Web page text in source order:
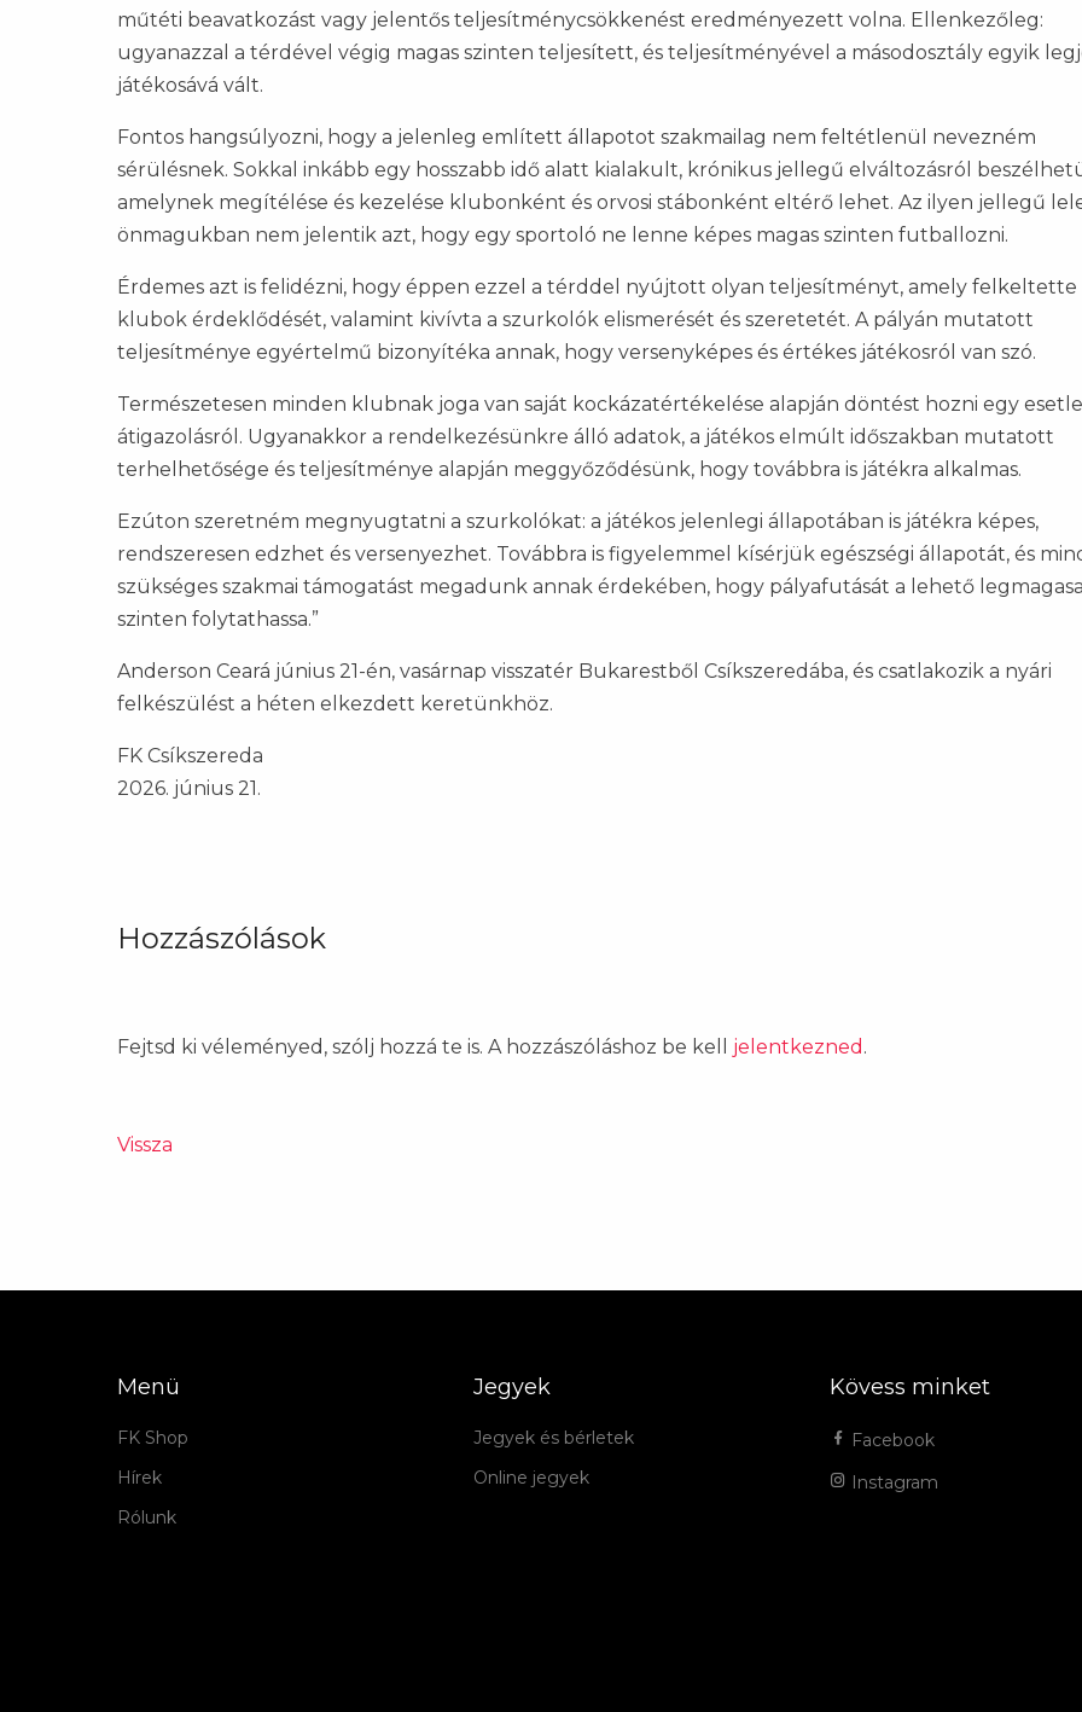
műtéti beavatkozást vagy jelentős teljesítménycsökkenést eredményezett volna. Ellenkezőleg:
ugyanazzal a térdével végig magas szinten teljesített, és teljesítményével a másodosztály egyik
játékosává vált.
Fontos hangsúlyozni, hogy a jelenleg említett állapotot szakmailag nem feltétlenül nevezném
sérülésnek. Sokkal inkább egy hosszabb idő alatt kialakult, krónikus jellegű elváltozásról
amelynek megítélése és kezelése klubonként és orvosi stábonként eltérő lehet. Az ilyen jellegű
önmagukban nem jelentik azt, hogy egy sportoló ne lenne képes magas szinten futballozni.
Érdemes azt is felidézni, hogy éppen ezzel a térddel nyújtott olyan teljesítményt, amely felkeltette
klubok érdeklődését, valamint kivívta a szurkolók elismerését és szeretetét. A pályán mutatott
teljesítménye egyértelmű bizonyítéka annak, hogy versenyképes és értékes játékosról van szó.
Természetesen minden klubnak joga van saját kockázatértékelése alapján döntést hozni egy
átigazolásról. Ugyanakkor a rendelkezésünkre álló adatok, a játékos elmúlt időszakban mutatott
terhelhetősége és teljesítménye alapján meggyőződésünk, hogy továbbra is játékra alkalmas.
Ezúton szeretném megnyugtatni a szurkolókat: a játékos jelenlegi állapotában is játékra képes,
rendszeresen edzhet és versenyezhet. Továbbra is figyelemmel kísérjük egészségi állapotát, és
szükséges szakmai támogatást megadunk annak érdekében, hogy pályafutását a lehető
szinten folytathassa.”
Anderson Ceará június 21-én, vasárnap visszatér Bukarestből Csíkszeredába, és csatlakozik a nyári
felkészülést a héten elkezdett keretünkhöz.
FK Csíkszereda
2026. június 21.
Hozzászólások
Fejtsd ki véleményed, szólj hozzá te is. A hozzászóláshoz be kell jelentkezned .
Vissza
Menü
FK Shop
Hírek
Rólunk
Jegyek
Jegyek és bérletek
Online jegyek
Kövess minket
Facebook
Instagram